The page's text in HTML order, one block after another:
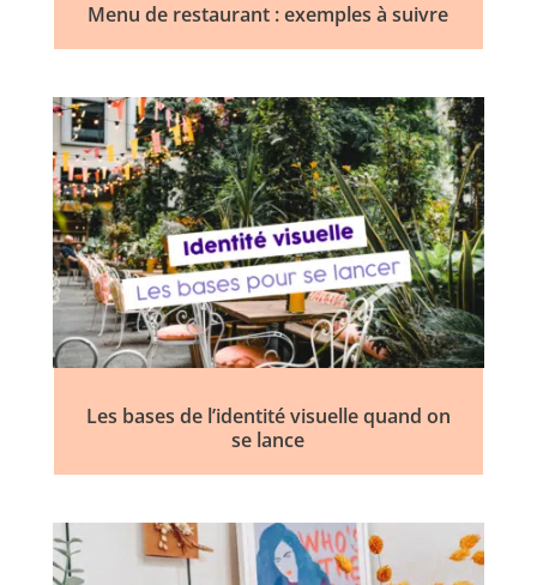
Menu de restaurant : exemples à suivre
Les bases de l’identité visuelle quand on
se lance